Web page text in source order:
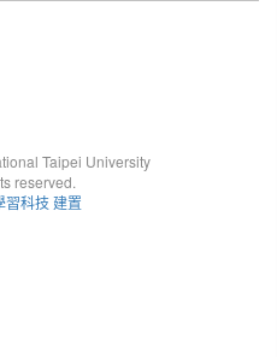
Taipei University
reserved.
習科技 建置